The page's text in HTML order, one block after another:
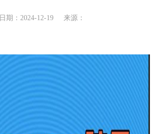
日期：2024-12-19 来源：